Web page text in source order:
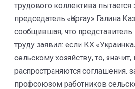
трудового коллектива пытается
председатель «Қорғау» Галина
сообщившая, что представитель
труду заявил: если КХ
сельскому хозяйству, то,
распространяются соглашения,
профсоюзом работников